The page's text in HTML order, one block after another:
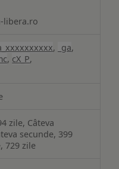
libera.ro
, _ga,
, cX_P,
zile, Câteva
secunde, 399
729 zile